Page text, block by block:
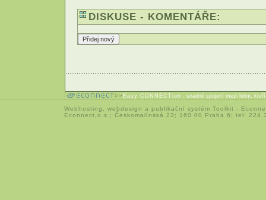
DISKUSE - KOMENTÁŘE:
Easy CONNECTion - snadné spojení mezi lidmi,
Webhosting webdesign a publikační systém Toolkit -
Econnect,o.s.; Českomalínská 23; 160 00 Praha 6; tel: 224